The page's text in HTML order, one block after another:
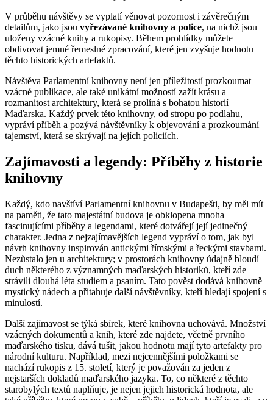
V průběhu návštěvy se vyplatí věnovat pozornost i závěrečným
detailům, jako jsou vyřezávané knihovny a police, na nichž jsou
uloženy vzácné knihy a rukopisy. Během prohlídky můžete
obdivovat jemné řemeslné zpracování, které jen zvyšuje hodnotu
těchto historických artefaktů.
Návštěva Parlamentní knihovny není jen příležitostí prozkoumat
vzácné publikace, ale také unikátní možností zažít krásu a
rozmanitost architektury, která se prolíná s bohatou historií
Maďarska. Každý prvek této knihovny, od stropu po podlahu,
vypráví příběh a pozývá návštěvníky k objevování a prozkoumání
tajemství, která se skrývají na jejích policiích.
Zajímavosti a legendy: Příběhy z historie
knihovny
Každý, kdo navštíví Parlamentní knihovnu v Budapešti, by měl mít
na paměti, že tato majestátní budova je obklopena mnoha
fascinujícími příběhy a legendami, které dotvářejí její jedinečný
charakter. Jedna z nejzajímavějších legend vypráví o tom, jak byl
návrh knihovny inspirován antickými římskými a řeckými stavbami.
Nezůstalo jen u architektury; v prostorách knihovny údajně bloudí
duch některého z významných maďarských historiků, kteří zde
strávili dlouhá léta studiem a psaním. Tato pověst dodává knihovně
mystický nádech a přitahuje další návštěvníky, kteří hledají spojení s
minulostí.
Další zajímavost se týká sbírek, které knihovna uchovává. Množství
vzácných dokumentů a knih, které zde najdete, včetně prvního
maďarského tisku, dává tušit, jakou hodnotu mají tyto artefakty pro
národní kulturu. Například, mezi nejcennějšími položkami se
nachází rukopis z 15. století, který je považován za jeden z
nejstarších dokladů maďarského jazyka. To, co některé z těchto
starobylých textů naplňuje, je nejen jejich historická hodnota, ale